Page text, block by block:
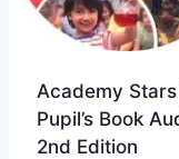
Academy Stars
Pupil’s Book
2nd Edition